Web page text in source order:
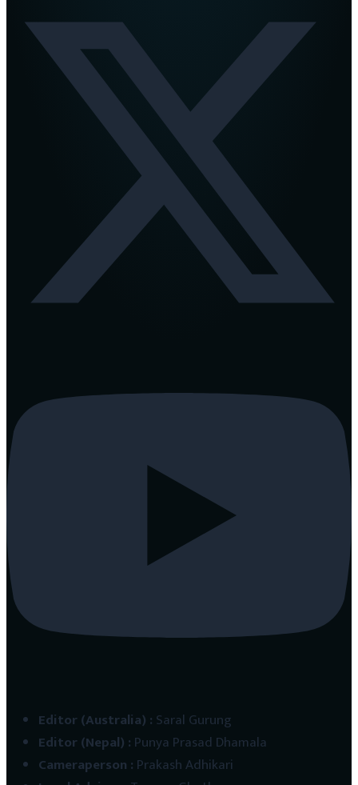
Editor (Australia) : Saral Gurung
Editor (Nepal) : Punya Prasad Dhamala
Cameraperson : Prakash Adhikari